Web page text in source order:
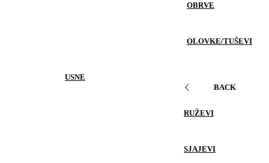
OBRVE
OLOVKE/TUŠEVI
USNE
BACK
RUŽEVI
SJAJEVI